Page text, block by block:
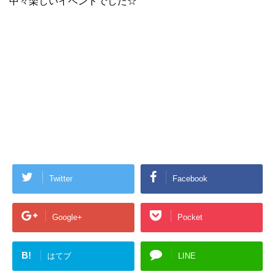
Twitter Facebook
Google+ Pocket
B! はてブ LINE